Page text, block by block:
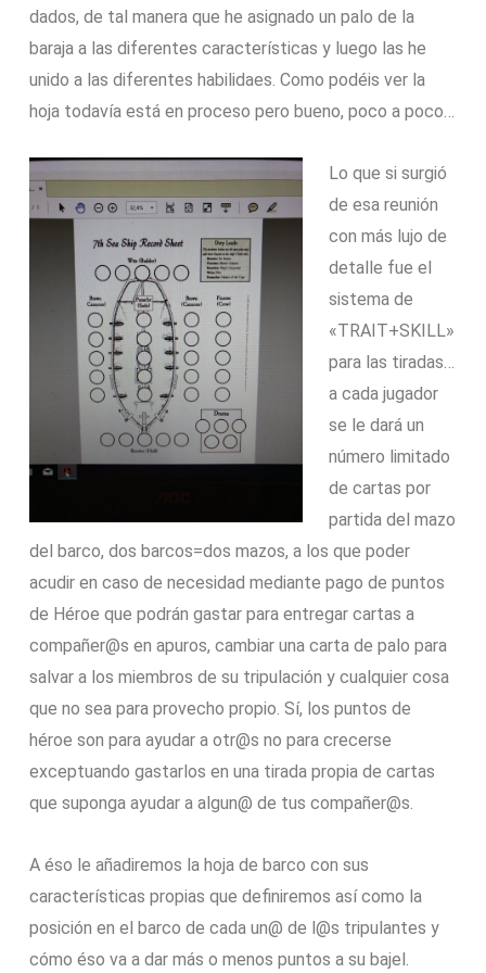
dados, de tal manera que he asignado un palo de la
baraja a las diferentes características y luego las he
unido a las diferentes habilidaes. Como podéis ver la
hoja todavía está en proceso pero bueno, poco a poco…
Lo que si surgió
de esa reunión
con más lujo de
detalle fue el
sistema de
«TRAIT+SKILL»
para las tiradas…
a cada jugador
se le dará un
número limitado
de cartas por
partida del mazo
del barco, dos barcos=dos mazos, a los que poder
acudir en caso de necesidad mediante pago de puntos
de Héroe que podrán gastar para entregar cartas a
compañer@s en apuros, cambiar una carta de palo para
salvar a los miembros de su tripulación y cualquier cosa
que no sea para provecho propio. Sí, los puntos de
héroe son para ayudar a otr@s no para crecerse
exceptuando gastarlos en una tirada propia de cartas
que suponga ayudar a algun@ de tus compañer@s.
A éso le añadiremos la hoja de barco con sus
características propias que definiremos así como la
posición en el barco de cada un@ de l@s tripulantes y
cómo éso va a dar más o menos puntos a su bajel.